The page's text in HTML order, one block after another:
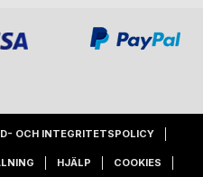
OCH INTEGRITETSPOLICY
HJÄLP COOKIES